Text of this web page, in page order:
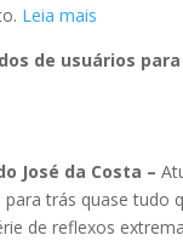
Leia mais
de usuários
José da Costa –
trás quase tudo
de reflexos